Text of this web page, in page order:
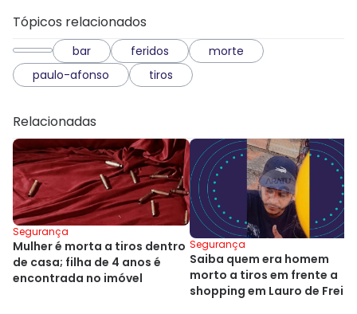
Tópicos relacionados
bar feridos
morte
paulo-afonso
tiros
Relacionadas
Segurança
Mulher é morta a tiros dentro
de casa; filha de 4 anos é
encontrada no imóvel
Segurança
Saiba quem era homem
morto a tiros em frente a
shopping em Lauro de